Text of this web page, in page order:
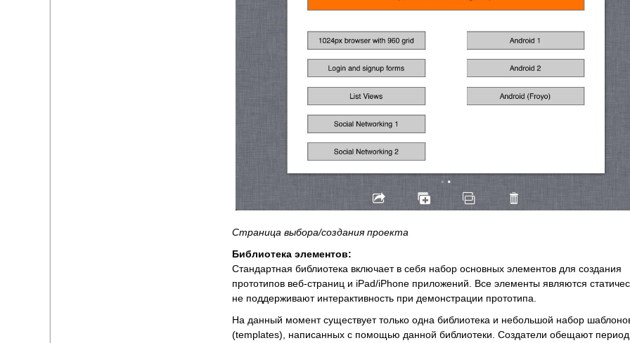
Страница выбора/создания проекта
Библиотека элементов:
Стандартная библиотека включает в себя набор основных элементов для создания
прототипов веб-страниц и iPad/iPhone приложений. Все элементы являются
не поддерживают интерактивность при демонстрации прототипа.
На данный момент существует только одна библиотека и небольшой набор
(templates), написанных с помощью данной библиотеки. Создатели обещают